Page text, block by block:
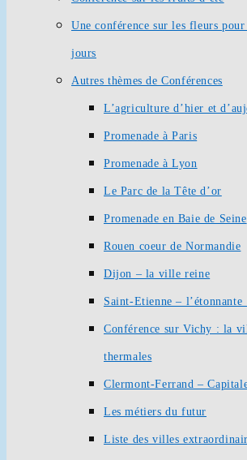
Une conférence sur les fleurs
jours
Autres thèmes de Conférences
L’agriculture d’hier et
Promenade à Paris
Promenade à Lyon
Le Parc de la Tête d’or
Promenade en Baie de Seine
Rouen coeur de Normandie
Dijon – la ville reine
Saint-Etienne – l’étonnante
Conférence sur Vichy : la
thermales
Clermont-Ferrand –
Les métiers du futur
Liste des villes